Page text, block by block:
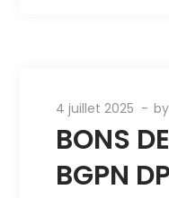
4 juillet 2025
BONS
BGPN